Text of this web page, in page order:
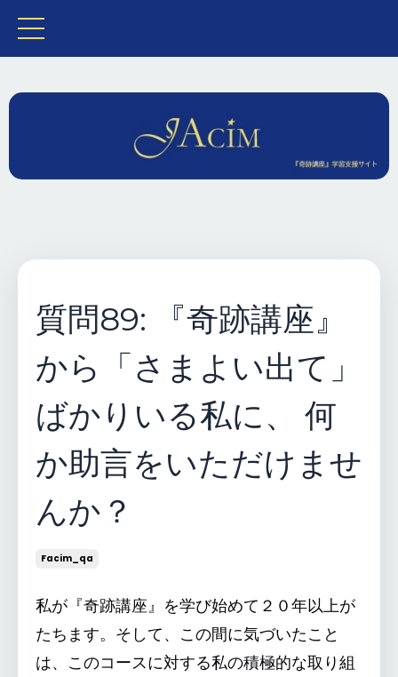
質問89: 『奇跡講座』
から「さまよい出て」
ばかりいる私に、 何
か助言をいただけませ
んか？
Facim_qa
私が『奇跡講座』を学び始めて２０年以上が
たちます。そして、この間に気づいたこと
は、このコースに対する私の積極的な取り組